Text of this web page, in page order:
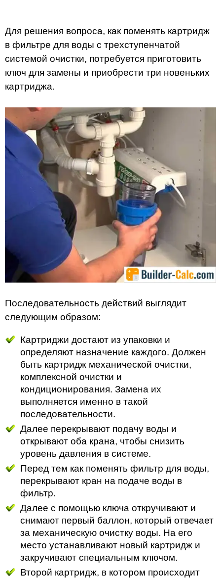
Для решения вопроса, как поменять картридж
в фильтре для воды с трехступенчатой
системой очистки, потребуется приготовить
ключ для замены и приобрести три новеньких
картриджа.
Последовательность действий выглядит
следующим образом:
Картриджи достают из упаковки и
определяют назначение каждого. Должен
быть картридж механической очистки,
комплексной очистки и
кондиционирования. Замена их
выполняется именно в такой
последовательности.
Далее перекрывают подачу воды и
открывают оба крана, чтобы снизить
уровень давления в системе.
Перед тем как поменять фильтр для воды,
перекрывают кран на подаче воды в
фильтр.
Далее с помощью ключа откручивают и
снимают первый баллон, который отвечает
за механическую очистку воды. На его
место устанавливают новый картридж и
закручивают специальным ключом.
Второй картридж, в котором происходит